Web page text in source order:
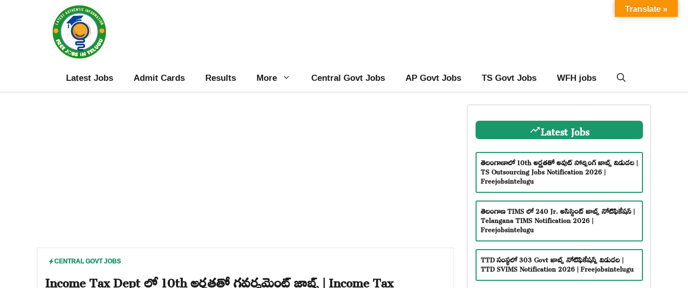
Latest Jobs Admit Cards Results More Central Govt Jobs AP Govt Jobs TS Govt Jobs WFH jobs
CENTRAL GOVT JOBS
Income Tax Dept లో 10th అర్హతతో గవర్నమెంట్ జాబ్స్ | Income Tax
Latest Jobs
తెలంగాణాలో 10th అర్హతతో అవుట్ సోర్సింగ్ జాబ్స్ విడుదల |
TS Outsourcing Jobs Notification 2026 |
Freejobsintelugu
తెలంగాణ TIMS లో 240 Jr. అసిస్టెంట్ జాబ్స్ నోటిఫికేషన్ |
Telangana TIMS Notification 2026 |
Freejobsintelugu
TTD సంస్థలో 303 Govt జాబ్స్ నోటిఫికేషన్స్ విడుదల |
TTD SVIMS Notification 2026 | Freejobsintelugu
Translate »